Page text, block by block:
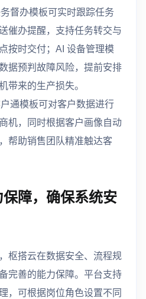
督办模板可实时跟踪任务
催办提醒，支持任务转交与
按时交付；AI 设备管理模
据预判故障风险，提前安排
带来的生产损失。
通模板可对客户数据进行
机，同时根据客户画像自动
帮助销售团队精准触达客
保障，确保系统安
枢搭云在数据安全、流程规
完善的能力保障。平台支持
，可根据岗位角色设置不同